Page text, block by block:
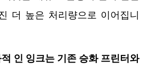
더 높은 처리량으로 이어집니
인 잉크는 기존 승화 프린터와